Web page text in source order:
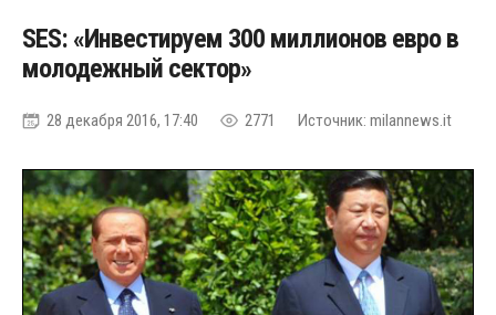
SES: «Инвестируем 300 миллионов евро в
молодежный сектор»
28 декабря 2016, 17:40 2771 Источник: milannews.it